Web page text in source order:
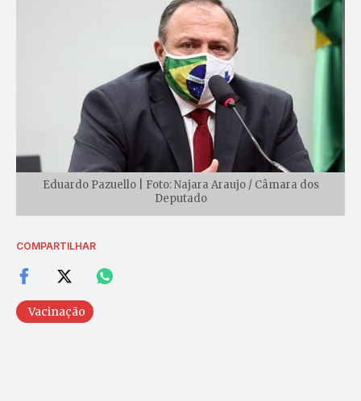
Eduardo Pazuello | Foto: Najara Araujo / Câmara dos
Deputado
COMPARTILHAR
Vacinação